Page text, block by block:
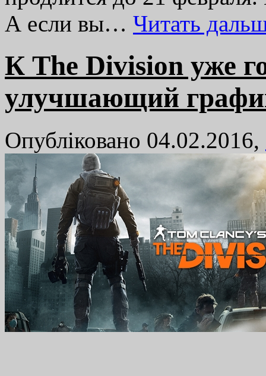
А если вы… Читать
К The Division уже
улучшающий
Опубліковано 04.02.2016,